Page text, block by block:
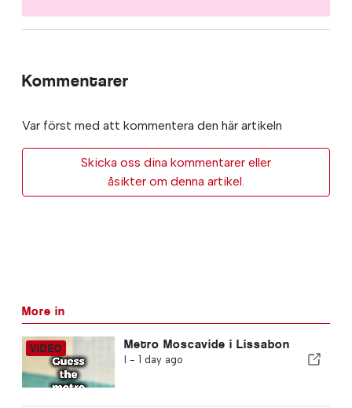
Kommentarer
Var först med att kommentera den här artikeln
Skicka oss dina kommentarer eller
åsikter om denna artikel.
More in
Metro Moscavide i Lissabon
I - 1 day ago